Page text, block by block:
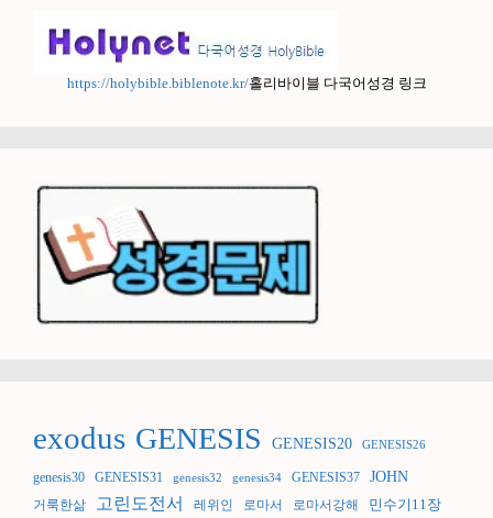
https://holybible.biblenote.kr/홀리바이블 다국어성경 링크
exodus GENESIS GENESIS20 GENESIS26
genesis30 GENESIS31 genesis32 genesis34 GENESIS37 JOHN
거룩한삶 고린도전서 레위인 로마서 로마서강해 민수기11장